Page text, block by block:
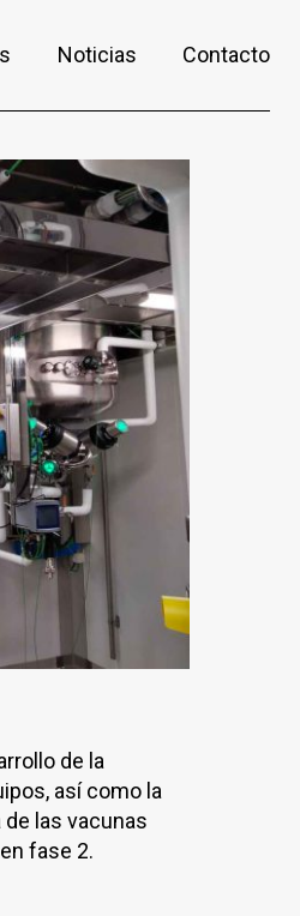
Noticias Contacto
de la
así como la
las vacunas
fase 2.